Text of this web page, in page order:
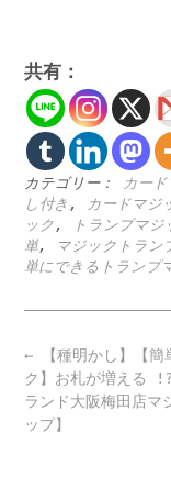
共有：
カテゴリー： カー
し付き , カードマジ
ック , トランプマ
単, マジックトラン
単にできるトランプ
Post
navigation
← 【種明かし】【簡
ク】お札が増える
ランド大阪梅田店マ
ップ】